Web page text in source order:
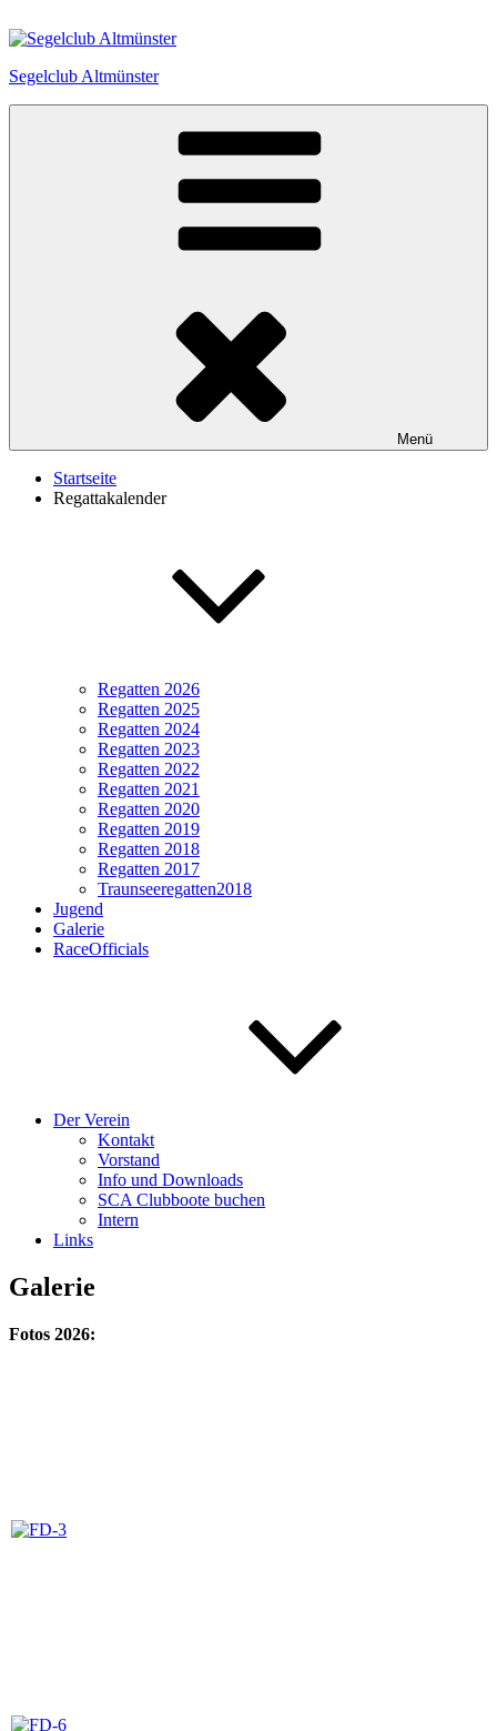
Inhalt
Segelclub Altmünster
Menü
Startseite
Regattakalender
Regatten 2026
Regatten 2025
Regatten 2024
Regatten 2023
Regatten 2022
Regatten 2021
Regatten 2020
Regatten 2019
Regatten 2018
Regatten 2017
Traunseeregatten2018
Jugend
Galerie
RaceOfficials
Der Verein
Kontakt
Vorstand
Info und Downloads
SCA Clubboote buchen
Intern
Links
Galerie
Fotos 2026: